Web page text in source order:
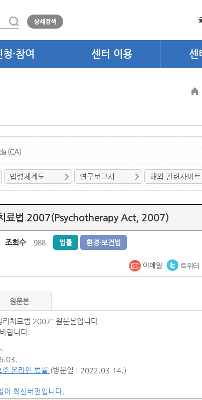
청·참여 센터 이용 센
(CA)
법령체계도 연구보고서 해외 관련사이트
료법 2007(Psychotherapy Act, 2007)
조회수 988 법률 환경·보건법
원문본
치료법 2007" 원문본입니다.
랍니다.
온라인 법률 (방문일 : 2022.03.14.)
최신버전입니다.